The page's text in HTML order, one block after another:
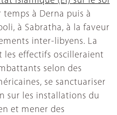
temps à Derna puis à
à Sabratha, à la faveur
inter-libyens. La
les effectifs oscilleraient
selon des
se sanctuariser
sur les installations du
et mener des